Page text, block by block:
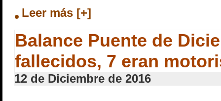
Leer más [+]
Balance Puente de
fallecidos, 7 eran
12 de Diciembre de 2016